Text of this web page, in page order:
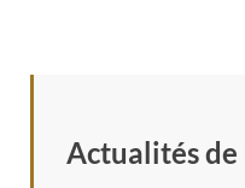
Actualités de